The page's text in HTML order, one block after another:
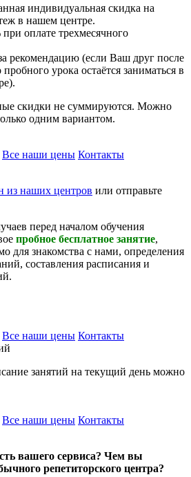
индивидуальная скидка на
в нашем центре.
оплате трехмесячного
рекомендацию (если Ваш друг после
пробного урока остаётся заниматься в
скидки не суммируются. Можно
одним вариантом.
Все наши цены Контакты
из наших центров или отправьте
перед началом обучения
пробное бесплатное занятие,
для знакомства с нами, определения
составления расписания и
Все наши цены Контакты
занятий на текущий день можно
Все наши цены Контакты
вашего сервиса? Чем вы
репетиторского центра?